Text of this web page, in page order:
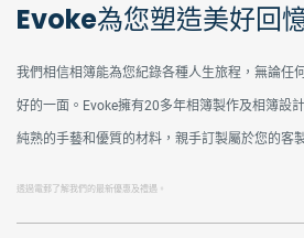
Evoke為您塑造美好回
我們相信相簿能為您紀錄各種人生旅程，無論任
好的一面。Evoke擁有20多年相簿製作及相簿設
純熟的手藝和優質的材料，親手訂製屬於您的客